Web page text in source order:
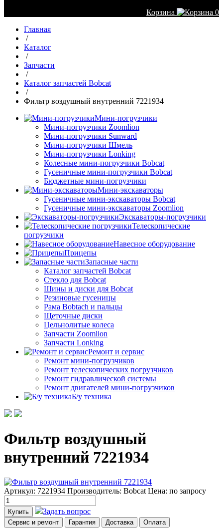
Корзина
0
Главная
/
Каталог
/
Запчасти
/
Каталог запчастей Bobcat
/
Фильтр воздушный внутренний 7221934
Мини-погрузчики
Мини-погрузчики Zoomlion
Мини-погрузчики Sunward
Мини-погрузчики Шмель
Мини-погрузчики Lonking
Колесные мини-погрузчики Bobcat
Гусеничные мини-погрузчики Bobcat
Бюджетные мини-погрузчики
Мини-экскаваторы
Гусеничные мини-экскаваторы Bobcat
Гусеничные мини-экскаваторы Zoomlion
Экскаваторы-погрузчики
Телескопические
погрузчики
Навесное оборудование
Прицепы
Запасные части
Каталог запчастей Bobcat
Стекло для Bobcat
Шины и диски для Bobcat
Резиновые гусеницы
Рама Bobtach и пальцы
Щеточные диски
Цельнолитые колеса
Запчасти Zoomlion
Запчасти Lonking
Ремонт и сервис
Ремонт мини-погрузчиков
Ремонт телескопических погрузчиков
Ремонт гидравлической системы
Ремонт двигателей мини-погрузчиков
Б/у техника
Фильтр воздушный
внутренний 7221934
Артикул: 7221934 Производитель: Bobcat Цена: по запросу
Купить Задать вопрос
Сервис и ремонт Гарантия Доставка Оплата